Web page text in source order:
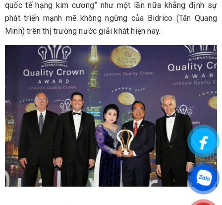
quốc tế hạng kim cương” như một lần nữa khẳng định sự
phát triển mạnh mẽ không ngừng của Bidrico (Tân Quang
Minh) trên thị trường nước giải khát hiện nay.